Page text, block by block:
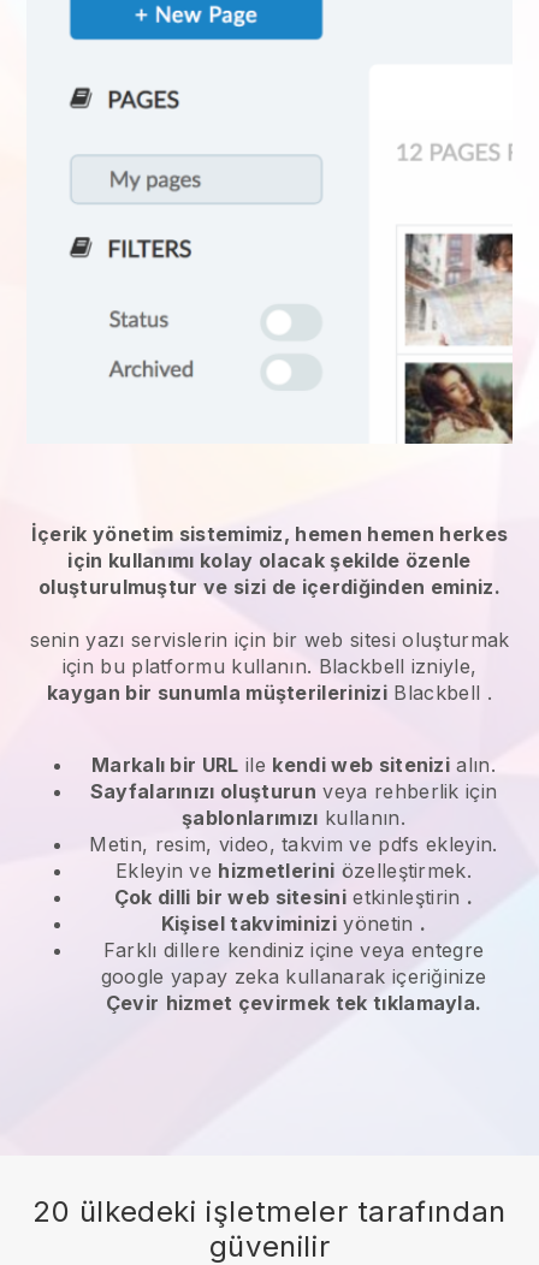
İçerik yönetim sistemimiz, hemen hemen herkes
için kullanımı kolay olacak şekilde özenle
oluşturulmuştur ve sizi de içerdiğinden eminiz.
senin yazı servislerin için bir web sitesi oluşturmak
için bu platformu kullanın. Blackbell izniyle,
kaygan bir sunumla müşterilerinizi Blackbell .
Markalı bir URL ile kendi web sitenizi alın.
Sayfalarınızı oluşturun veya rehberlik için
şablonlarımızı kullanın.
Metin, resim, video, takvim ve pdfs ekleyin.
Ekleyin ve hizmetlerini özelleştirmek.
Çok dilli bir web sitesini etkinleştirin .
Kişisel takviminiziyönetin .
Farklı dillere kendiniz içine veya entegre
google yapay zeka kullanarak içeriğinize
Çevir hizmet çevirmek tek tıklamayla.
20 ülkedeki işletmeler tarafından
güvenilir